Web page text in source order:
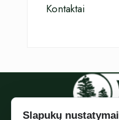
Kontaktai
Slapukų nustatymai